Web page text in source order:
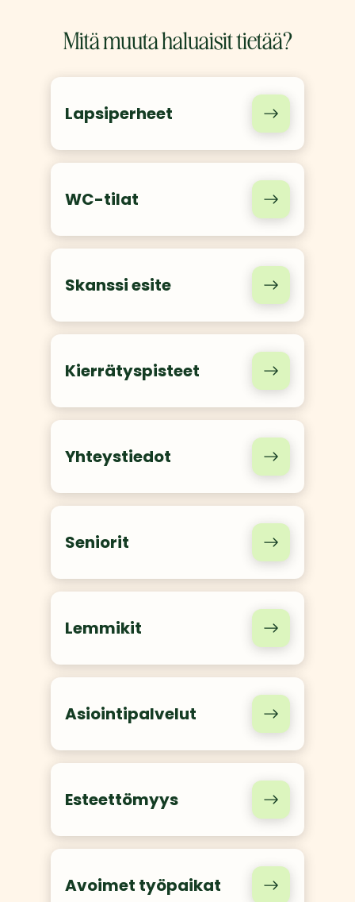
Mitä muuta haluaisit tietää?
Lapsiperheet
WC-tilat
Skanssi esite
Kierrätyspisteet
Yhteystiedot
Seniorit
Lemmikit
Asiointipalvelut
Esteettömyys
Avoimet työpaikat